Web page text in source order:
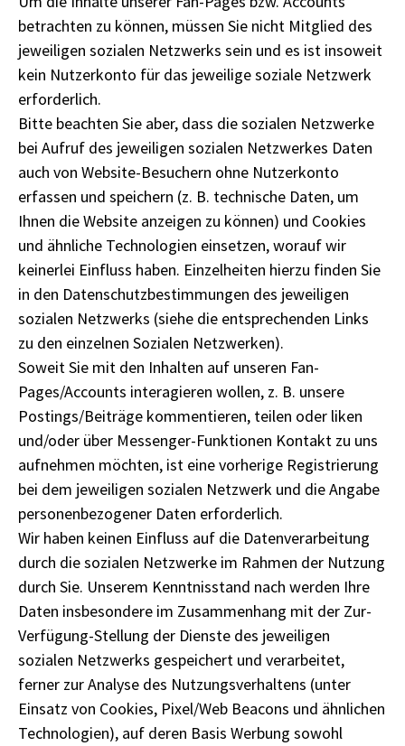
betrachten zu können, müssen Sie nicht Mitglied des
jeweiligen sozialen Netzwerks sein und es ist insoweit
kein Nutzerkonto für das jeweilige soziale Netzwerk
erforderlich.
Bitte beachten Sie aber, dass die sozialen Netzwerke
bei Aufruf des jeweiligen sozialen Netzwerkes Daten
auch von Website-Besuchern ohne Nutzerkonto
erfassen und speichern (z. B. technische Daten, um
Ihnen die Website anzeigen zu können) und Cookies
und ähnliche Technologien einsetzen, worauf wir
keinerlei Einfluss haben. Einzelheiten hierzu finden Sie
in den Datenschutzbestimmungen des jeweiligen
sozialen Netzwerks (siehe die entsprechenden Links
zu den einzelnen Sozialen Netzwerken).
Soweit Sie mit den Inhalten auf unseren Fan-
Pages/Accounts interagieren wollen, z. B. unsere
Postings/Beiträge kommentieren, teilen oder liken
und/oder über Messenger-Funktionen Kontakt zu uns
aufnehmen möchten, ist eine vorherige Registrierung
bei dem jeweiligen sozialen Netzwerk und die Angabe
personenbezogener Daten erforderlich.
Wir haben keinen Einfluss auf die Datenverarbeitung
durch die sozialen Netzwerke im Rahmen der Nutzung
durch Sie. Unserem Kenntnisstand nach werden Ihre
Daten insbesondere im Zusammenhang mit der Zur-
Verfügung-Stellung der Dienste des jeweiligen
sozialen Netzwerks gespeichert und verarbeitet,
ferner zur Analyse des Nutzungsverhaltens (unter
Einsatz von Cookies, Pixel/Web Beacons und ähnlichen
Technologien), auf deren Basis Werbung sowohl